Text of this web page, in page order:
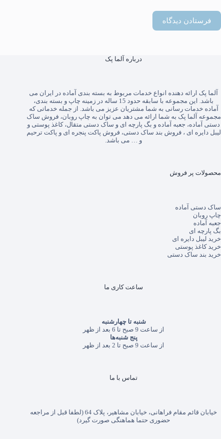
فرستادن دیدگاه
درباره آلما پک
آلما پک ارائه دهنده انواع خدمات مربوط به بسته بندی آماده در ایران می
باشد. این مجموعه با سابقه حدود 15 ساله در زمینه چاپ و بسته بندی،
آماده خدمات رسانی به شما مشتریان عزیز می باشد. از جمله خدماتی که
مجموعه آلما پک به شما ارائه می دهد می توان به چاپ روبان،فروش ساک
دستی آماده، جعبه آماده و بگ پارچه ای و ساک دستی متقال،کاغذ پوستی و
لیبل دایره ای ،فروش بند ساک دستی،فروش پاکت پنجره ای و پاکت ترحیم
و … می باشد.
محصولات پر فروش
ساک دستی آماده
چاپ روبان
جعبه آماده
بگ پارچه ای
خرید لیبل دایره ای
خرید کاغذ پوستی
خرید بند ساک دستی
ساعت کاری ما
شنبه تا چهارشنبه
از ساعت 9 صبح تا 6 بعد از ظهر
پنج شنبه‌ها
از ساعت 9 صبح تا 2 بعد از ظهر
تماس با ما
خیابان قائم مقام فراهانی، خیابان مشاهیر، پلاک 64 (لطفا قبل از مراجعه
حضوری حتما هماهنگی صورت گیرد)